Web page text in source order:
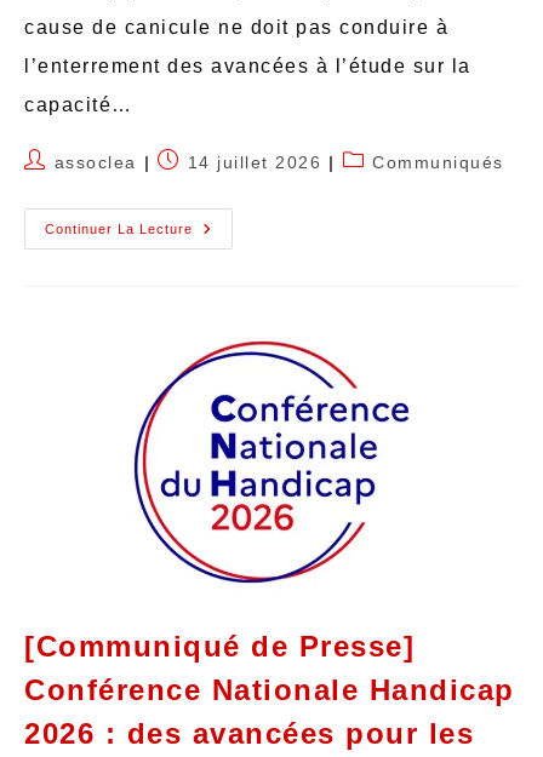
cause de canicule ne doit pas conduire à
l’enterrement des avancées à l’étude sur la
capacité…
assoclea 14 juillet 2026 Communiqués
Continuer La Lecture
[Communiqué de Presse]
Conférence Nationale Handicap
2026 : des avancées pour les